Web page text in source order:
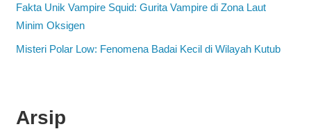
Fakta Unik Vampire Squid: Gurita Vampire di Zona Laut
Minim Oksigen
Misteri Polar Low: Fenomena Badai Kecil di Wilayah Kutub
Arsip